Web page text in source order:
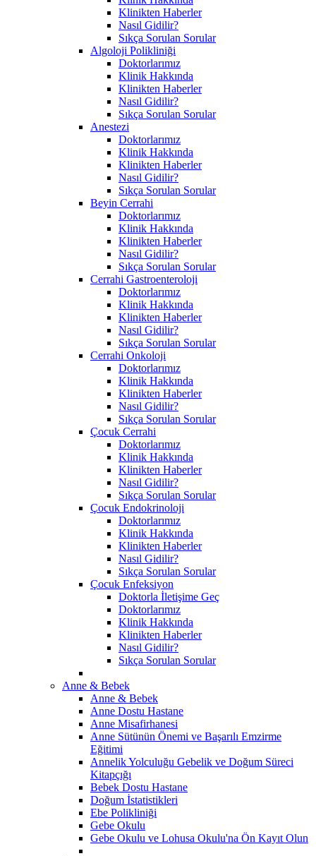
Klinikten Haberler
Nasıl Gidilir?
Sıkça Sorulan Sorular
Algoloji Polikliniği
Doktorlarımız
Klinik Hakkında
Klinikten Haberler
Nasıl Gidilir?
Sıkça Sorulan Sorular
Anestezi
Doktorlarımız
Klinik Hakkında
Klinikten Haberler
Nasıl Gidilir?
Sıkça Sorulan Sorular
Beyin Cerrahi
Doktorlarımız
Klinik Hakkında
Klinikten Haberler
Nasıl Gidilir?
Sıkça Sorulan Sorular
Cerrahi Gastroenteroloji
Doktorlarımız
Klinik Hakkında
Klinikten Haberler
Nasıl Gidilir?
Sıkça Sorulan Sorular
Cerrahi Onkoloji
Doktorlarımız
Klinik Hakkında
Klinikten Haberler
Nasıl Gidilir?
Sıkça Sorulan Sorular
Çocuk Cerrahi
Doktorlarımız
Klinik Hakkında
Klinikten Haberler
Nasıl Gidilir?
Sıkça Sorulan Sorular
Çocuk Endokrinoloji
Doktorlarımız
Klinik Hakkında
Klinikten Haberler
Nasıl Gidilir?
Sıkça Sorulan Sorular
Çocuk Enfeksiyon
Doktorla İletişime Geç
Doktorlarımız
Klinik Hakkında
Klinikten Haberler
Nasıl Gidilir?
Sıkça Sorulan Sorular
Anne & Bebek
Anne & Bebek
Anne Dostu Hastane
Anne Misafirhanesi
Anne Sütünün Önemi ve Başarılı Emzirme
Eğitimi
Annelik Yolculuğu Gebelik ve Doğum Süreci
Kitapçığı
Bebek Dostu Hastane
Doğum İstatistikleri
Ebe Polikliniği
Gebe Okulu
Gebe Okulu ve Lohusa Okulu'na Ön Kayıt Olun